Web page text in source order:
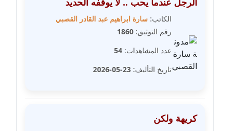
عاملة
مدونة كريمان سالم
عاملة
مدونة كنوز صلاح
عاملة
الكاتب: سارة ابراهيم عبد القادر القصبي
رقم التوثيق: 1860
عدد المشاهدات: 54
تاريخ التأليف: 23-05-2026
كريهة ولكن